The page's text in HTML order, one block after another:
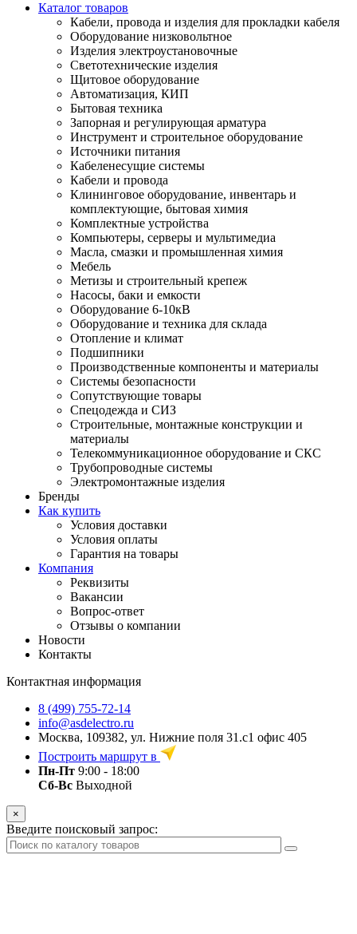
Каталог товаров
Кабели, провода и изделия для прокладки кабеля
Оборудование низковольтное
Изделия электроустановочные
Светотехнические изделия
Щитовое оборудование
Автоматизация, КИП
Бытовая техника
Запорная и регулирующая арматура
Инструмент и строительное оборудование
Источники питания
Кабеленесущие системы
Кабели и провода
Клининговое оборудование, инвентарь и
комплектующие, бытовая химия
Комплектные устройства
Компьютеры, серверы и мультимедиа
Масла, смазки и промышленная химия
Мебель
Метизы и строительный крепеж
Насосы, баки и емкости
Оборудование 6-10кВ
Оборудование и техника для склада
Отопление и климат
Подшипники
Производственные компоненты и материалы
Системы безопасности
Сопутствующие товары
Спецодежда и СИЗ
Строительные, монтажные конструкции и
материалы
Телекоммуникационное оборудование и СКС
Трубопроводные системы
Электромонтажные изделия
Бренды
Как купить
Условия доставки
Условия оплаты
Гарантия на товары
Компания
Реквизиты
Вакансии
Вопрос-ответ
Отзывы о компании
Новости
Контакты
Контактная информация
8 (499) 755-72-14
info@asdelectro.ru
Москва, 109382, ул. Нижние поля 31.с1 офис 405
Построить маршрут в
Пн-Пт 9:00 - 18:00
Сб-Вс Выходной
×
Введите поисковый запрос: